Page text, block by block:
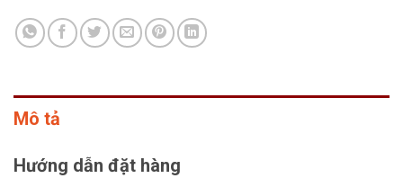
Mô tả
Hướng dẫn đặt hàng